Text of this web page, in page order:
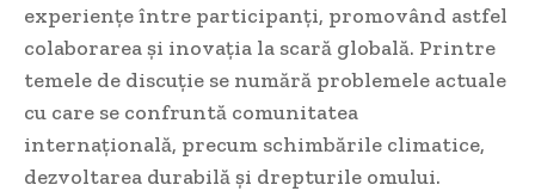
experiențe între participanți, promovând astfel
colaborarea și inovația la scară globală. Printre
temele de discuție se numără problemele actuale
cu care se confruntă comunitatea
internațională, precum schimbările climatice,
dezvoltarea durabilă și drepturile omului.